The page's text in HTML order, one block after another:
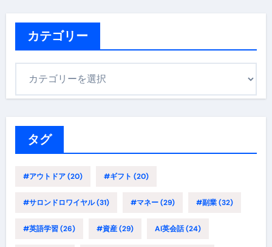
カテゴリー
タグ
#アウトドア(20) #ギフト (20)
#サロンドロワイヤル(31) #マネー(29) #副業(32)
#英語学習(26) #資産(29) AI英会話(24)